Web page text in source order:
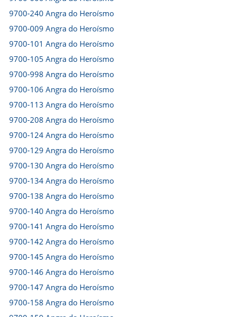
9700-240 Angra do Heroísmo
9700-009 Angra do Heroísmo
9700-101 Angra do Heroísmo
9700-105 Angra do Heroísmo
9700-998 Angra do Heroísmo
9700-106 Angra do Heroísmo
9700-113 Angra do Heroísmo
9700-208 Angra do Heroísmo
9700-124 Angra do Heroísmo
9700-129 Angra do Heroísmo
9700-130 Angra do Heroísmo
9700-134 Angra do Heroísmo
9700-138 Angra do Heroísmo
9700-140 Angra do Heroísmo
9700-141 Angra do Heroísmo
9700-142 Angra do Heroísmo
9700-145 Angra do Heroísmo
9700-146 Angra do Heroísmo
9700-147 Angra do Heroísmo
9700-158 Angra do Heroísmo